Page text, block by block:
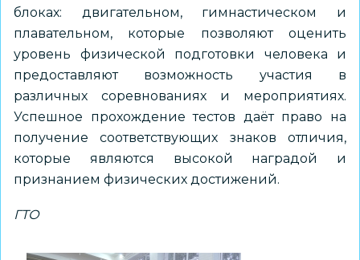
блоках: двигательном, гимнастическом и
плавательном, которые позволяют оценить
уровень физической подготовки человека и
предоставляют возможность участия в
различных соревнованиях и мероприятиях.
Успешное прохождение тестов даёт право на
получение соответствующих знаков отличия,
которые являются высокой наградой и
признанием физических достижений.
ГТО